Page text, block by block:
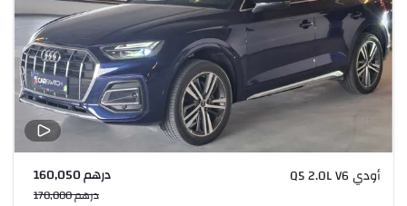
أودي Q5 2.0L V6 درهم 160,050
درهم 170,000